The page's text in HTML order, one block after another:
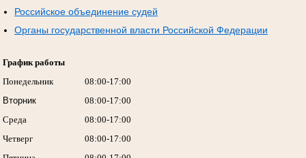
Российское объединение судей
Органы государственной власти Российской Федерации
График работы
Понедельник
08:00-17:00
Вторник
08:00-17:00
Среда
08:00-17:00
Четверг
08:00-17:00